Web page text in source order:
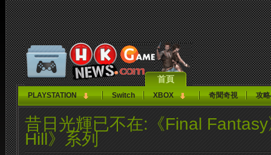
首頁
PLAYSTATION Switch XBOX 奇聞奇視 攻
昔日光輝已不在:《Final
Hill》系列